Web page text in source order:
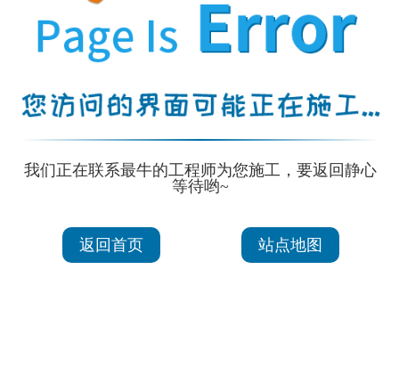
我们正在联系最牛的工程师为您施工，要返回静心
等待哟~
返回首页 站点地图